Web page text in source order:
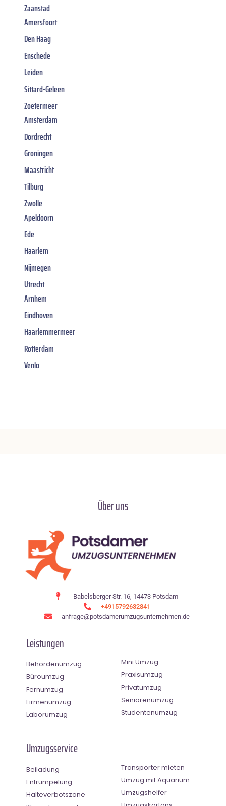
Zaanstad
Amersfoort
Den Haag
Enschede
Leiden
Sittard-Geleen
Zoetermeer
Amsterdam
Dordrecht
Groningen
Maastricht
Tilburg
Zwolle
Apeldoorn
Ede
Haarlem
Nijmegen
Utrecht
Arnhem
Eindhoven
Haarlemmermeer
Rotterdam
Venlo
Über uns
Babelsberger Str. 16, 14473 Potsdam
+4915792632841
anfrage@potsdamerumzugsunternehmen.de
Leistungen
Behördenumzug
Büroumzug
Fernumzug
Firmenumzug
Laborumzug
Mini Umzug
Praxisumzug
Privatumzug
Seniorenumzug
Studentenumzug
Umzugsservice
Beiladung
Entrümpelung
Halteverbotszone
Transporter mieten
Umzug mit Aquarium
Umzugshelfer